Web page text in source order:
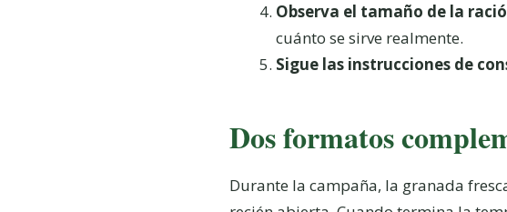
Observa el tamaño de la
cuánto se sirve realmente.
Sigue las instrucciones de
Dos formatos
Durante la campaña, la granada